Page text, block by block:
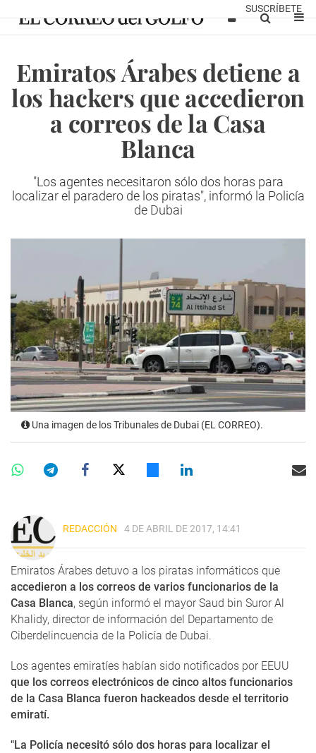
SUSCRÍBETE
Emiratos Árabes detiene a
los hackers que accedieron
a correos de la Casa
Blanca
"Los agentes necesitaron sólo dos horas para
localizar el paradero de los piratas", informó la Policía
de Dubai
Una imagen de los Tribunales de Dubai (EL CORREO).
REDACCIÓN 4 DE ABRIL DE 2017, 14:41
Emiratos Árabes detuvo a los piratas informáticos que
accedieron a los correos de varios funcionarios de la
Casa Blanca, según informó el mayor Saud bin Suror Al
Khalidy, director de información del Departamento de
Ciberdelincuencia de la Policía de Dubai.
Los agentes emiratíes habían sido notificados por EEUU
que los correos electrónicos de cinco altos funcionarios
de la Casa Blanca fueron hackeados desde el territorio
emiratí.
"La Policía necesitó sólo dos horas para localizar el